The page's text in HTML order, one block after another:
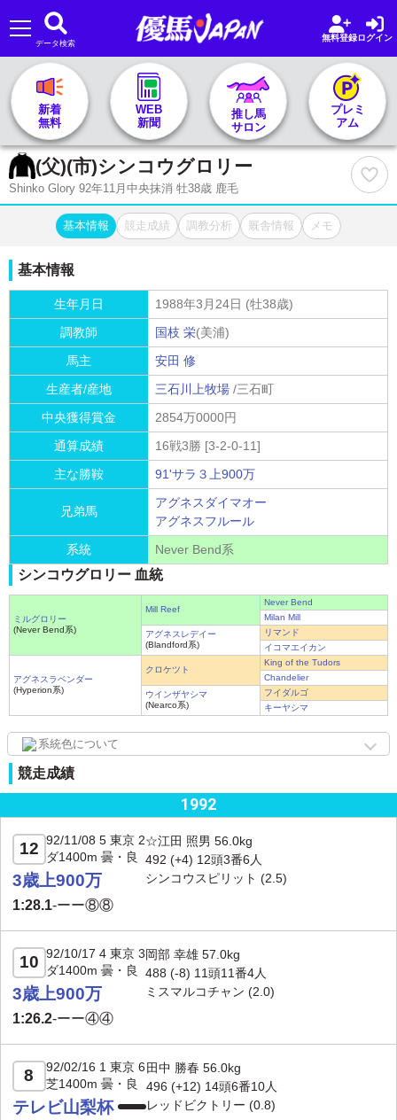
🏇 推し馬サロンTOP
レース一覧
記者&予想家
プラン案内
データ検索
無料登録ログイン
新着
無料
WEB
新聞
推し馬
サロン
プレミ
アム
(父)(市)シンコウグロリー
Shinko Glory 92年11月中央抹消 牡38歳 鹿毛
基本情報 競走成績 調教分析 厩舎情報 メモ
基本情報
生年月日
1988年3月24日 (牡38歳)
調教師
国枝 栄(美浦)
馬主
安田 修
生産者/産地
三石川上牧場 /三石町
中央獲得賞金
2854万0000円
通算成績
16戦3勝 [3-2-0-11]
主な勝鞍
91'サラ３上900万
兄弟馬
アグネスダイマオー
アグネスフルール
系統
Never Bend系
シンコウグロリー 血統
ミルグロリー
(Never Bend系)
Mill Reef
Never Bend
Milan Mill
アグネスレデイー
(Blandford系)
リマンド
イコマエイカン
アグネスラベンダー
(Hyperion系)
クロケツト
King of the Tudors
Chandelier
ウインザヤシマ
(Nearco系)
フイダルゴ
キーヤシマ
系統色について
競走成績
1992
12
92/11/08 5 東京 2
ダ1400m 曇・良
3歳上900万
1:28.1-ーー⑧⑧
☆江田 照男 56.0kg
492 (+4) 12頭3番6人
シンコウスピリット (2.5)
10
92/10/17 4 東京 3
ダ1400m 曇・良
3歳上900万
1:26.2-ーー④④
岡部 幸雄 57.0kg
488 (-8) 11頭11番4人
ミスマルコチャン (2.0)
8
92/02/16 1 東京 6
芝1400m 曇・良
テレビ山梨杯
田中 勝春 56.0kg
496 (+12) 14頭6番10人
レッドビクトリー (0.8)